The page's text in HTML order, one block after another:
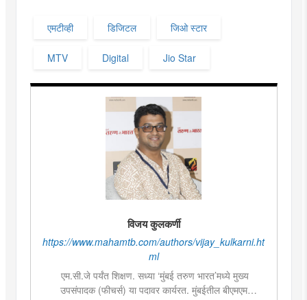
एमटीव्ही डिजिटल जिओ स्टार
MTV Digital Jio Star
विजय कुलकर्णी
https://www.mahamtb.com/authors/vijay_kulkarni.ht
ml
एम.सी.जे पर्यंत शिक्षण. सध्या ‘मुंबई तरुण भारत’मध्ये मुख्य
उपसंपादक (फीचर्स) या पदावर कार्यरत. मुंबईतील बीएमएम